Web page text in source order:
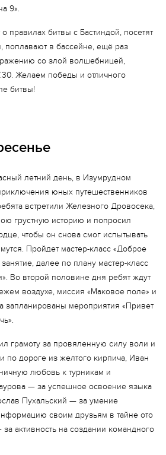
Еще 3 фото
9».
правилах битвы с Бастиндой, посетят
поплавают в бассейне, ещё раз
со злой волшебницей,
Желаем победы и отличного
битвы!
летний день, в Изумрудном
юных путешественников
встретили Железного Дровосека,
грустную историю и попросил
чтобы он снова смог испытывать
Пройдет мастер-класс «Доброе
далее по плану мастер-класс
Во второй половине дня ребят ждут
воздухе, миссия «Маковое поле» и
запланированы мероприятия «Привет
грамоту за провяленную силу воли и
по дороге из желтого кирпича, Иван
любовь к турникам и
— за успешное освоение языка
Пухальский — за умение
своим друзьям в тайне ото
активность на создании командного